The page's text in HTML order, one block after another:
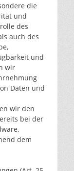
die
und
des
auch des
und
wir
Daten und
wir den
bei der
dem